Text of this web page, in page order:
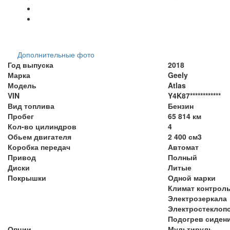
Дополнительные фото
Год выпуска
2018
Марка
Geely
Модель
Atlas
VIN
Y4K87************
Вид топлива
Бензин
Пробег
65 814 км
Кол-во цилиндров
4
Обьем двигателя
2 400 см3
Коробка передач
Автомат
Привод
Полный
Диски
Литые
Покрышки
Одной марки
Климат контроль
Электрозеркала
Подогрев